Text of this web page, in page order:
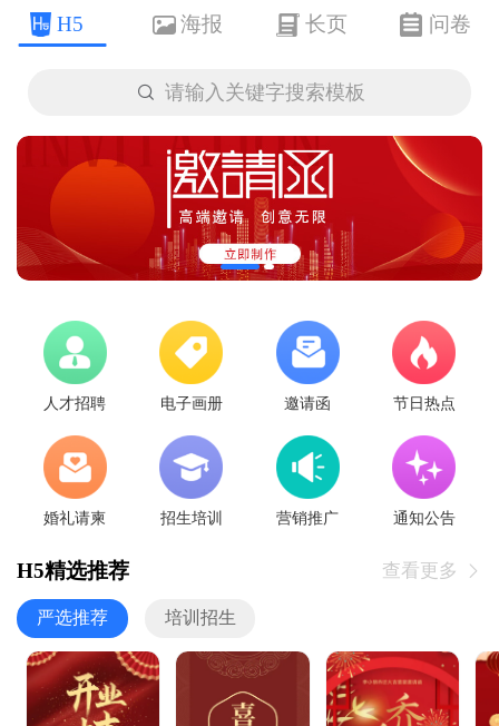
H5 海报 长页 问卷
 请输入关键字搜索模板
人才招聘 电子画册 邀请函 节日热点
婚礼请柬 招生培训 营销推广 通知公告
H5精选推荐 查看更多 
严选推荐 培训招生